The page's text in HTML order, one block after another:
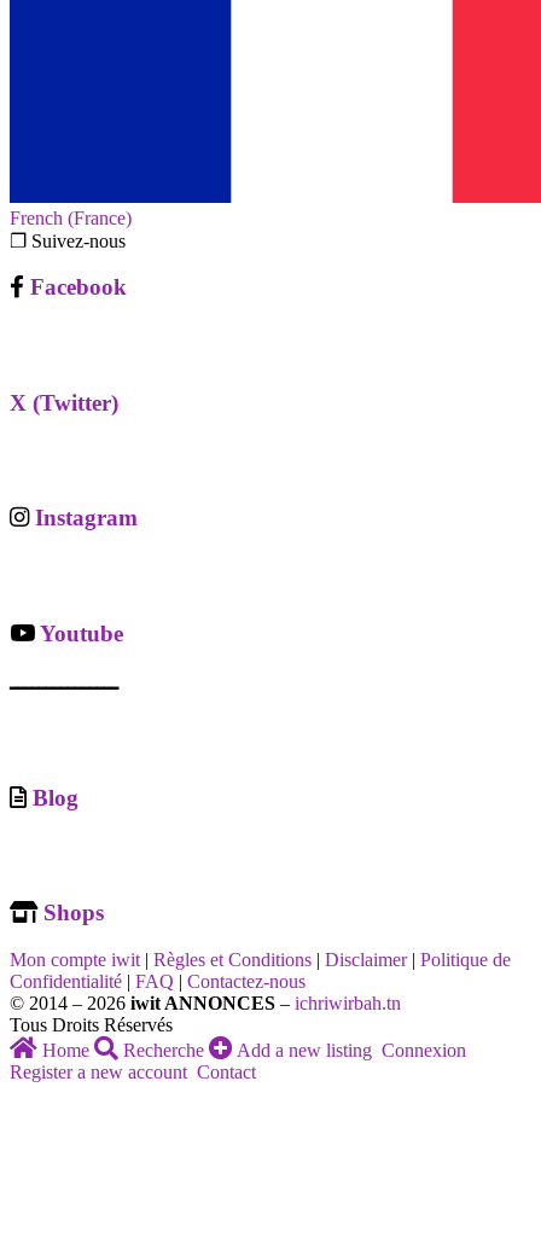
French (France)‎
❐ Suivez-nous
Facebook
X (Twitter)
Instagram
Youtube
ـــــــــــــــ
Blog
Shops
Mon compte iwit | Règles et Conditions | Disclaimer | Politique de
Confidentialité | FAQ | Contactez-nous
© 2014 – 2026 iwit ANNONCES – ichriwirbah.tn
Tous Droits Réservés
Home
Recherche Add a new listing Connexion
Register a new account Contact